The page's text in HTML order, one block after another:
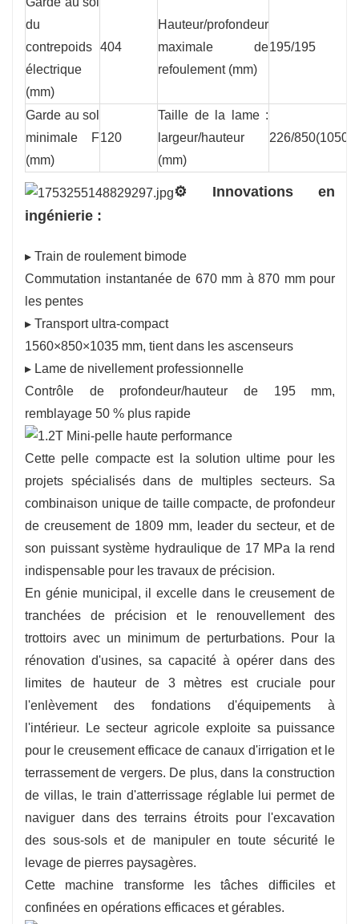
du
contrepoids
électrique
(mm)
404
Hauteur/profondeur
maximale de
refoulement (mm)
195/195
Garde au sol
minimale F
(mm)
120
Taille de la lame :
largeur/hauteur
(mm)
226/850(1050)
⚙️ Innovations en
ingénierie :
▸ Train de roulement bimode
Commutation instantanée de 670 mm à 870 mm pour
les pentes
▸ Transport ultra-compact
1560×850×1035 mm, tient dans les ascenseurs
▸ Lame de nivellement professionnelle
Contrôle de profondeur/hauteur de 195 mm,
remblayage 50 % plus rapide
Cette pelle compacte est la solution ultime pour les
projets spécialisés dans de multiples secteurs. Sa
combinaison unique de taille compacte, de profondeur
de creusement de 1809 mm, leader du secteur, et de
son puissant système hydraulique de 17 MPa la rend
indispensable pour les travaux de précision.
En génie municipal, il excelle dans le creusement de
tranchées de précision et le renouvellement des
trottoirs avec un minimum de perturbations. Pour la
rénovation d'usines, sa capacité à opérer dans des
limites de hauteur de 3 mètres est cruciale pour
l'enlèvement des fondations d'équipements à
l'intérieur. Le secteur agricole exploite sa puissance
pour le creusement efficace de canaux d'irrigation et le
terrassement de vergers. De plus, dans la construction
de villas, le train d'atterrissage réglable lui permet de
naviguer dans des terrains étroits pour l'excavation
des sous-sols et de manipuler en toute sécurité le
levage de pierres paysagères.
Cette machine transforme les tâches difficiles et
confinées en opérations efficaces et gérables.